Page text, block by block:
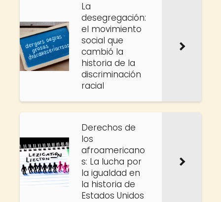
La
desegregación:
el movimiento
social que
cambió la
historia de la
discriminación
racial
Derechos de
los
afroamericano
s: La lucha por
la igualdad en
la historia de
Estados Unidos